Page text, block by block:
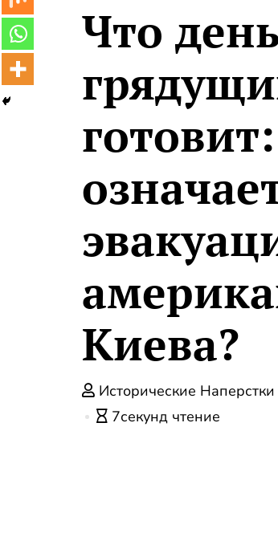
Что
Киева?
Исторические Наперстки
7секунд чтение